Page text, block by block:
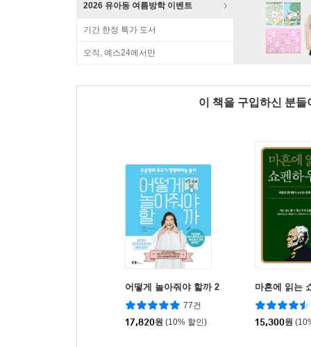
2026 유아동 여름방학 이벤트
기간 한정 특가 도서
오직, 예스24에서만
이 책을 구입하신 분
어떻게 놀아줘야 할까 2
77건
17,820원 (10% 할인)
마흔에 읽는
15,300원